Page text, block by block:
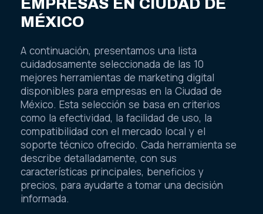
EMPRESAS EN CIUDAD DE
MÉXICO
A continuación, presentamos una lista
cuidadosamente seleccionada de las 10
mejores herramientas de marketing digital
disponibles para empresas en la Ciudad de
México. Esta selección se basa en criterios
como la efectividad, la facilidad de uso, la
compatibilidad con el mercado local y el
soporte técnico ofrecido. Cada herramienta se
describe detalladamente, con sus
características principales, beneficios y
precios, para ayudarte a tomar una decisión
informada.